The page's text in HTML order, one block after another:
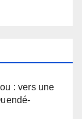
: vers une